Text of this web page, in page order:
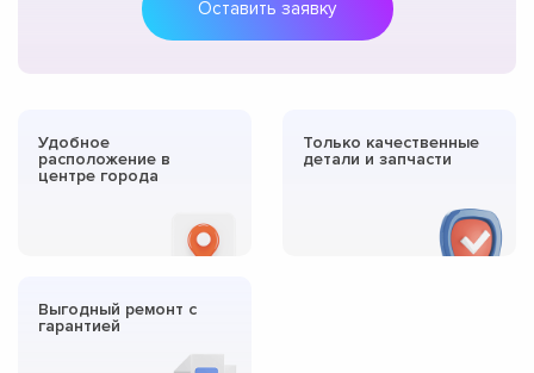
Оставить заявку
Удобное
расположение в
центре города
Только качественные
детали и запчасти
Выгодный ремонт с
гарантией